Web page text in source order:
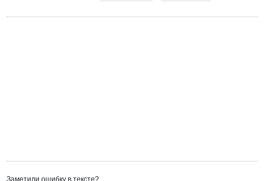
Заметили ошибку в тексте?